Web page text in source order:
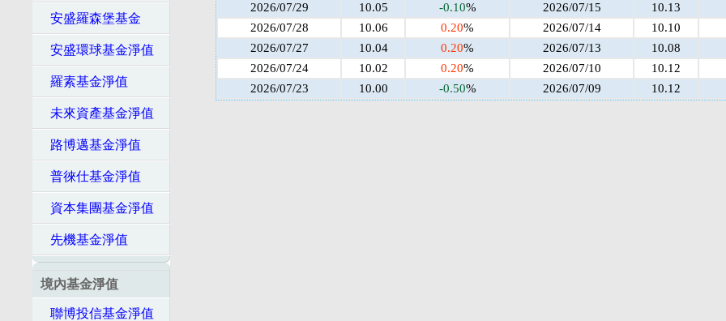
安盛羅森堡基金
安盛環球基金淨值
羅素基金淨值
未來資產基金淨值
路博邁基金淨值
普徠仕基金淨值
資本集團基金淨值
先機基金淨值
境內基金淨值
聯博投信基金淨值
2026/07/29
10.05 -0.10% 2026/07/15
10.13
2026/07/28
10.06 0.20% 2026/07/14
10.10
2026/07/27
10.04 0.20% 2026/07/13
10.08
2026/07/24
10.02 0.20% 2026/07/10
10.12
2026/07/23
10.00 -0.50% 2026/07/09 10.12